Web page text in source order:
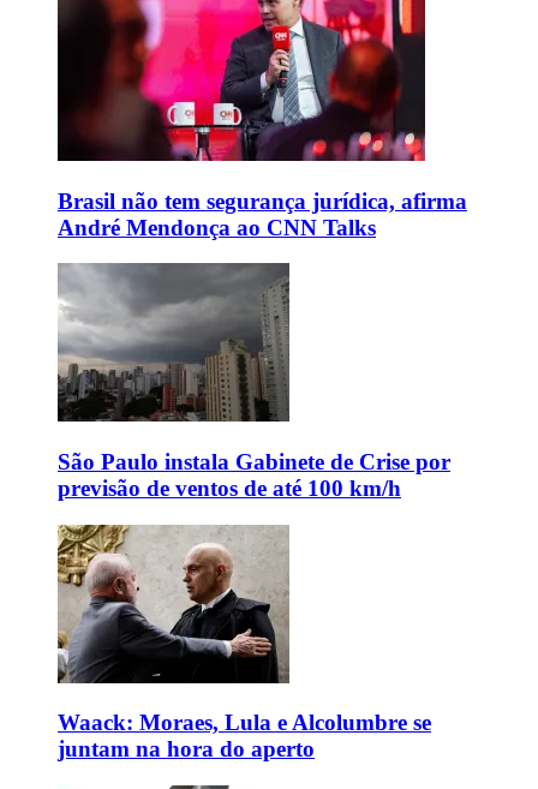
Brasil não tem segurança jurídica, afirma
André Mendonça ao CNN Talks
São Paulo instala Gabinete de Crise por
previsão de ventos de até 100 km/h
Waack: Moraes, Lula e Alcolumbre se
juntam na hora do aperto